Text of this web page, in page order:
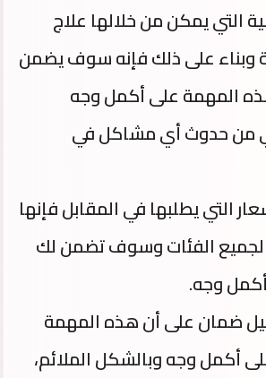
التي يمكن من خلالها علاج
وبناء على ذلك فإنه سوف يضمن
المهمة على أكمل وجه
حدوث أي مشاكل في
التي يطلبها في المقابل فإنها
لجميع الفئات وسوف تضمن لك
وجه.
ضمان على أن هذه المهمة
أكمل وجه وبالشكل الملائم،